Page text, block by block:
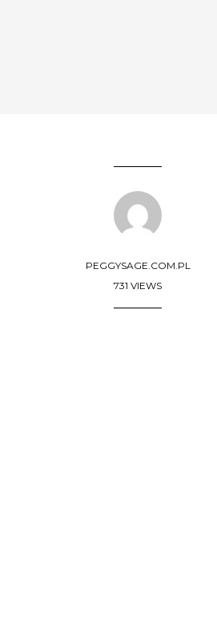
PEGGYSAGE.COM.PL
731 VIEWS